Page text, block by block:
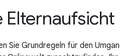
Elternaufsicht
Sie Grundregeln für den